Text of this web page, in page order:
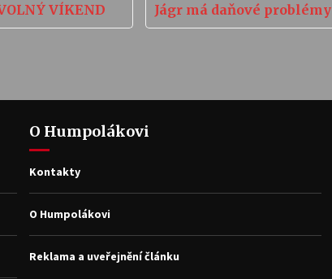
VÍKEND
Jágr má daňové problémy
O Humpolákovi
Kontakty
O Humpolákovi
Reklama a uveřejnění článku